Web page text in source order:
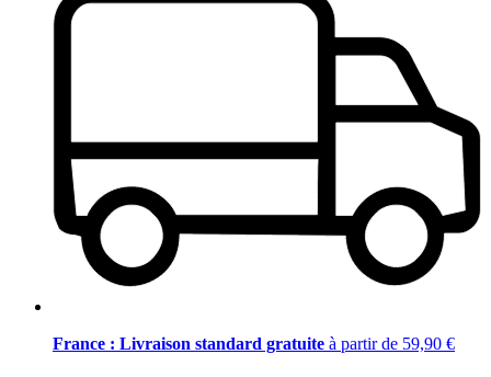
France : Livraison standard gratuite à partir de 59,90 €